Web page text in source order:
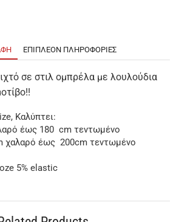
ΕΠΙΠΛΈΟΝ ΠΛΗΡΟΦΟΡΊΕΣ
σε στιλ ομπρέλα με λουλούδια
Καλύπτει:
έως 180 cm τεντωμένο
χαλαρό έως 200cm τεντωμένο
5% elastic